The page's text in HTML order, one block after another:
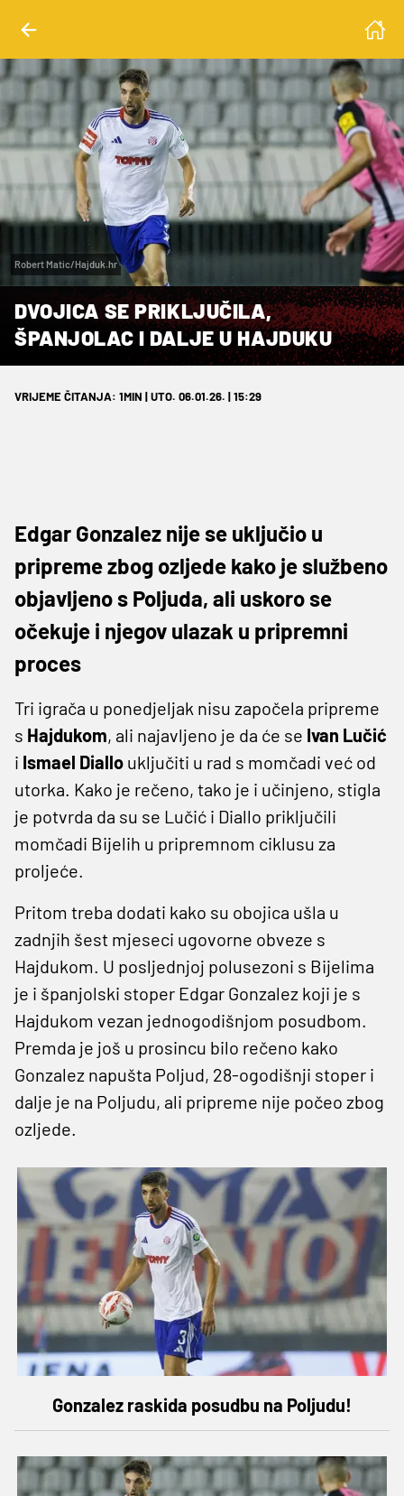
Robert Matic/Hajduk.hr
DVOJICA SE PRIKLJUČILA,
ŠPANJOLAC I DALJE U HAJDUKU
VRIJEME ČITANJA: 1MIN | UTO. 06.01.26. | 15:29
Edgar Gonzalez nije se uključio u
pripreme zbog ozljede kako je službeno
objavljeno s Poljuda, ali uskoro se
očekuje i njegov ulazak u pripremni
proces
Tri igrača u ponedjeljak nisu započela pripreme
s Hajdukom, ali najavljeno je da će se Ivan Lučić
i Ismael Diallo uključiti u rad s momčadi već od
utorka. Kako je rečeno, tako je i učinjeno, stigla
je potvrda da su se Lučić i Diallo priključili
momčadi Bijelih u pripremnom ciklusu za
proljeće.
Pritom treba dodati kako su obojica ušla u
zadnjih šest mjeseci ugovorne obveze s
Hajdukom. U posljednjoj polusezoni s Bijelima
je i španjolski stoper Edgar Gonzalez koji je s
Hajdukom vezan jednogodišnjom posudbom.
Premda je još u prosincu bilo rečeno kako
Gonzalez napušta Poljud, 28-ogodišnji stoper i
dalje je na Poljudu, ali pripreme nije počeo zbog
ozljede.
Gonzalez raskida posudbu na Poljudu!